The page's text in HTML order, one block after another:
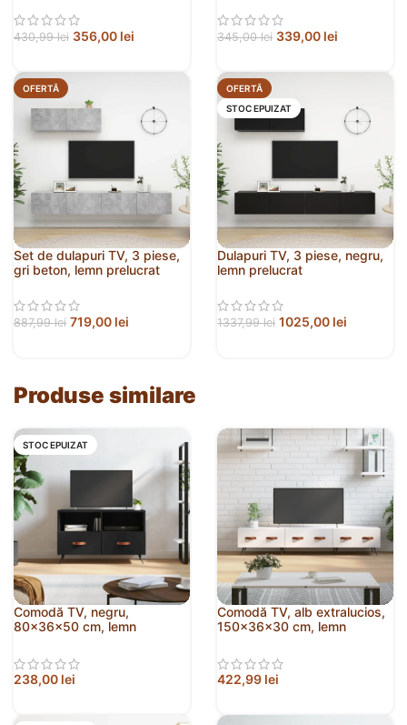
430,99lei 356,00 lei 345,00lei 339,00 lei
OFERTĂ
Set de dulapuri TV, 3 piese,
gri beton, lemn prelucrat
887,99lei 719,00 lei
OFERTĂ
STOC EPUIZAT
Dulapuri TV, 3 piese, negru,
lemn prelucrat
1337,99lei 1025,00 lei
Produse similare
STOC EPUIZAT
Comodă TV, negru,
80x36x50 cm, lemn
238,00 lei
Comodă TV, alb extralucios,
150x36x30 cm, lemn
422,99 lei